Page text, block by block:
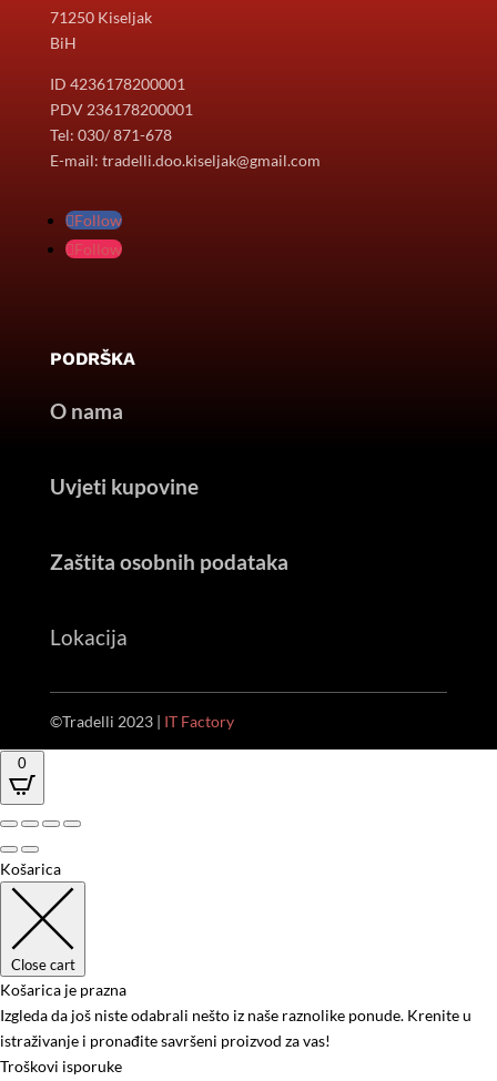
71250 Kiseljak
BiH
ID 4236178200001
PDV 236178200001
Tel: 030/ 871-678
E-mail: tradelli.doo.kiseljak@gmail.com
Follow
Follow
PODRŠKA
O nama
Uvjeti kupovine
Zaštita osobnih podataka
Lokacija
©Tradelli 2023 | IT Factory
0
Košarica
Close cart
Košarica je prazna
Izgleda da još niste odabrali nešto iz naše raznolike ponude. Krenite u
istraživanje i pronađite savršeni proizvod za vas!
Troškovi isporuke